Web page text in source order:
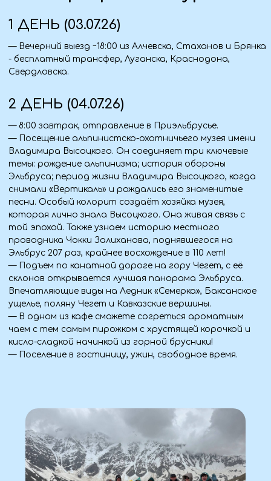
— Завтрак в гостинице.
— месту, где природа показывает свою первозданную
Путь к нему — отдельное удовольствие: сначала
плавная тропа через сосновый лес, где под ногами
цветут ромашки и чабрец, а ручьи пересекают
деревянные мостики. Затем небольшой, но бодрый
— Завтрак в гостинице.
— После завтрака мы отправимся в легендарное
ущелье Адыр-Су.
Первую часть пути ~12 км, проедем по бездорожью на
УАЗе к альплагерю «Уллу-Тау» на высоте 2380 м. Мы
альпийским лугам к Поляне желаний — месту особой
силы. Многие приезжают сюда молиться,
медитировать, «общаться с космосом» и даже
преодолевать внутренние страхи. Здесь есть
специально Мужские и Женские камни. Говорят, что
камни этого места даже лечат серьёзные
заболевания, за что Уллу-Тау в народе получила ещё
одно название «Гора здоровья».
— Возвращение в гостиницу, ужин.
3 ДЕНЬ (05.07.26)